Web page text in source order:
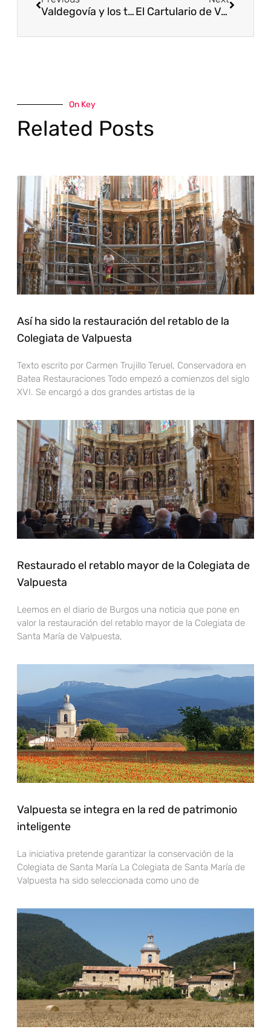
Valdegovía y los templarios El Cartulario de Valpuesta, en el registro Memoria del Mundo de la UNESCO
On Key
Related Posts
Así ha sido la restauración del retablo de la
Colegiata de Valpuesta
Texto escrito por Carmen Trujillo Teruel, Conservadora en
Batea Restauraciones Todo empezó a comienzos del siglo
XVI. Se encargó a dos grandes artistas de la
Restaurado el retablo mayor de la Colegiata de
Valpuesta
Leemos en el diario de Burgos una noticia que pone en
valor la restauración del retablo mayor de la Colegiata de
Santa María de Valpuesta,
Valpuesta se integra en la red de patrimonio
inteligente
La iniciativa pretende garantizar la conservación de la
Colegiata de Santa María La Colegiata de Santa María de
Valpuesta ha sido seleccionada como uno de